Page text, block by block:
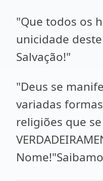
"Que todos os
unicidade
Salvação!"
"Deus se
variadas
religiões que